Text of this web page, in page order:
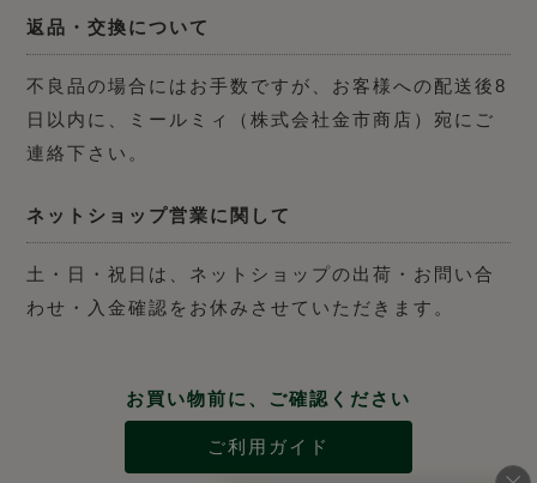
返品・交換について
不良品の場合にはお手数ですが、お客様への配送後8
日以内に、ミールミィ（株式会社金市商店）宛にご
連絡下さい。
ネットショップ営業に関して
土・日・祝日は、ネットショップの出荷・お問い合
わせ・入金確認をお休みさせていただきます。
お買い物前に、ご確認ください
ご利用ガイド